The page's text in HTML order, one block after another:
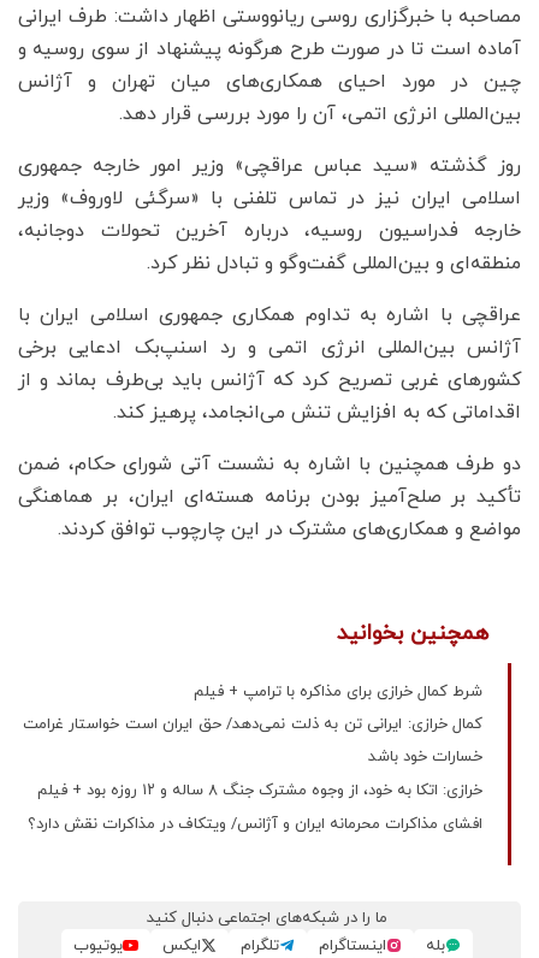
مصاحبه با خبرگزاری روسی ریانووستی اظهار داشت: طرف ایرانی
آماده است تا در صورت طرح هرگونه پیشنهاد از سوی روسیه و
چین در مورد احیای همکاری‌های میان تهران و آژانس
بین‌المللی انرژی اتمی، آن را مورد بررسی قرار دهد.
روز گذشته «سید عباس عراقچی» وزیر امور خارجه جمهوری
اسلامی ایران نیز در تماس تلفنی با «سرگئی لاوروف» وزیر
خارجه فدراسیون روسیه، درباره آخرین تحولات دوجانبه،
منطقه‌ای و بین‌المللی گفت‌وگو و تبادل نظر کرد.
عراقچی با اشاره به تداوم همکاری جمهوری اسلامی ایران با
آژانس بین‌المللی انرژی اتمی و رد اسنپ‌بک ادعایی برخی
کشورهای غربی تصریح کرد که آژانس باید بی‌طرف بماند و از
اقداماتی که به افزایش تنش می‌انجامد، پرهیز کند.
دو طرف همچنین با اشاره به نشست آتی شورای حکام، ضمن
تأکید بر صلح‌آمیز بودن برنامه هسته‌ای ایران، بر هماهنگی
مواضع و همکاری‌های مشترک در این چارچوب توافق کردند.
همچنین بخوانید
شرط کمال خرازی برای مذاکره با ترامپ + فیلم
کمال خرازی: ایرانی تن به ذلت نمی‌دهد/ حق ایران است خواستار غرامت
خسارات خود باشد
خرازی: اتکا به خود، از وجوه مشترک جنگ ۸ ساله و ۱۲ روزه بود + فیلم
افشای مذاکرات محرمانه ایران و آژانس/ ویتکاف در مذاکرات نقش دارد؟
ما را در شبکه‌های اجتماعی دنبال کنید
بله
اینستاگرام تلگرام ایکس یوتیوب